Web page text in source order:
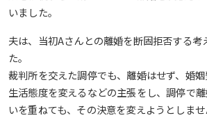
いました。
夫は、当初Aさんとの離婚を断固拒否する考
た。
裁判所を交えた調停でも、離婚はせず、婚姻
生活態度を変えるなどの主張をし、調停で
いを重ねても、その決意を変えようとしませ